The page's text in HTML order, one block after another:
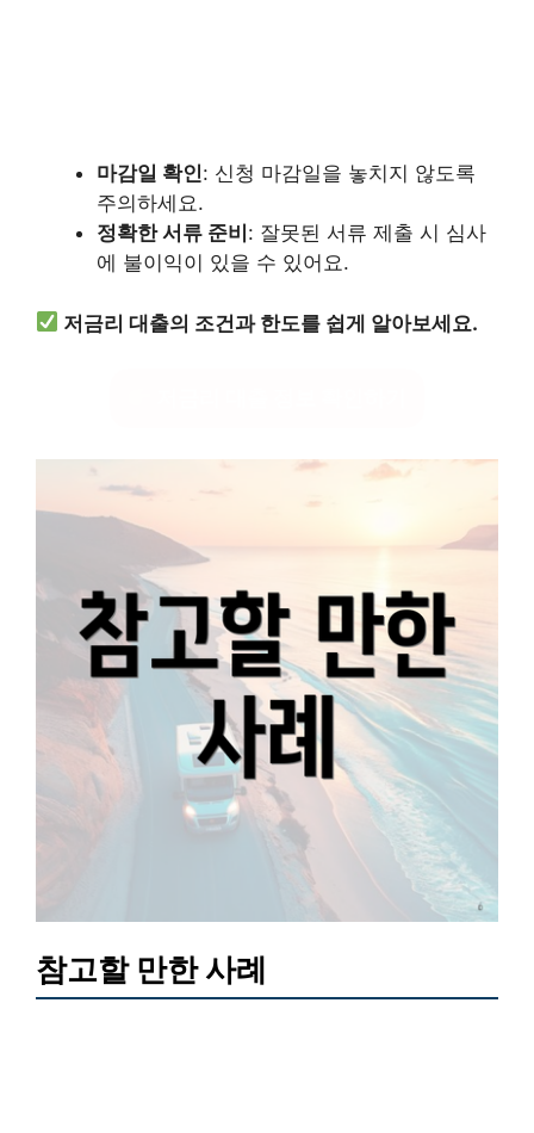
마감일 확인: 신청 마감일을 놓치지 않도록
주의하세요.
정확한 서류 준비 : 잘못된 서류 제출 시 심사
에 불이익이 있을 수 있어요.
저금리 대출의 조건과 한도를 쉽게 알아보세요.
참고할 만한 사례